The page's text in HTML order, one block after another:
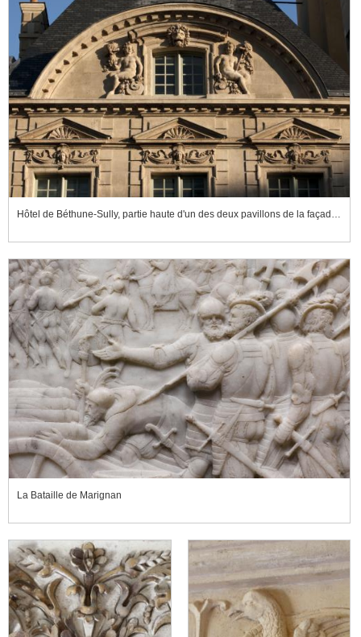
Hôtel de Béthune-Sully, partie haute d'un des deux pavillons de la façade sur rue.
La Bataille de Marignan